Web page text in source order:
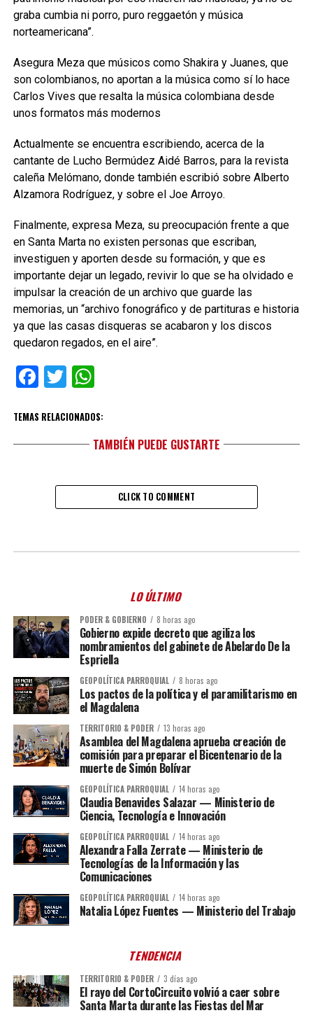
graba cumbia ni porro, puro reggaetón y música
norteamericana”.
Asegura Meza que músicos como Shakira y Juanes, que
son colombianos, no aportan a la música como sí lo hace
Carlos Vives que resalta la música colombiana desde
unos formatos más modernos
Actualmente se encuentra escribiendo, acerca de la
cantante de Lucho Bermúdez Aidé Barros, para la revista
caleña Melómano, donde también escribió sobre Alberto
Alzamora Rodríguez, y sobre el Joe Arroyo.
Finalmente, expresa Meza, su preocupación frente a que
en Santa Marta no existen personas que escriban,
investiguen y aporten desde su formación, y que es
importante dejar un legado, revivir lo que se ha olvidado e
impulsar la creación de un archivo que guarde las
memorias, un “archivo fonográfico y de partituras e historia
ya que las casas disqueras se acabaron y los discos
quedaron regados, en el aire”.
Facebook
TwitterWhatsApp
TEMAS RELACIONADOS:
TAMBIÉN PUEDE GUSTARTE
CLICK TO COMMENT
LO ÚLTIMO
PODER & GOBIERNO 8 horas ago
Gobierno expide decreto que agiliza los
nombramientos del gabinete de Abelardo De la
Espriella
GEOPOLÍTICA PARROQUIAL 8 horas ago
Los pactos de la política y el paramilitarismo en
el Magdalena
TERRITORIO & PODER 13 horas ago
Asamblea del Magdalena aprueba creación de
comisión para preparar el Bicentenario de la
muerte de Simón Bolívar
GEOPOLÍTICA PARROQUIAL 14 horas ago
Claudia Benavides Salazar — Ministerio de
Ciencia, Tecnología e Innovación
GEOPOLÍTICA PARROQUIAL 14 horas ago
Alexandra Falla Zerrate — Ministerio de
Tecnologías de la Información y las
Comunicaciones
GEOPOLÍTICA PARROQUIAL 14 horas ago
Natalia López Fuentes — Ministerio del Trabajo
TENDENCIA
TERRITORIO & PODER 3 días ago
El rayo del CortoCircuito volvió a caer sobre
Santa Marta durante las Fiestas del Mar